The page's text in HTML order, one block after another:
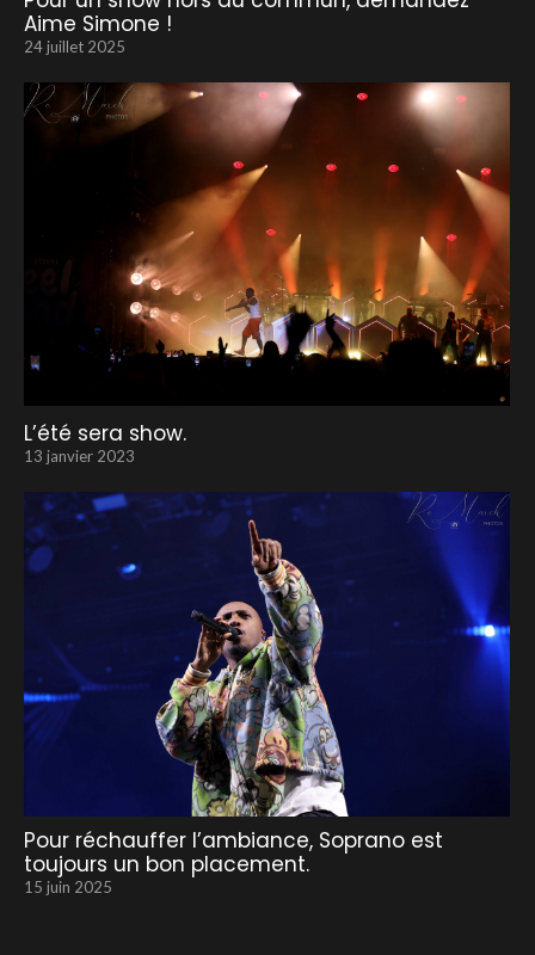
Aime Simone !
24 juillet 2025
L’été sera show.
13 janvier 2023
Pour réchauffer l’ambiance, Soprano est
toujours un bon placement.
15 juin 2025